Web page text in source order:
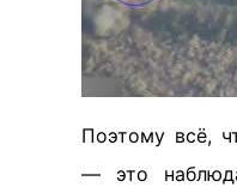
Поэтому всё,
— это